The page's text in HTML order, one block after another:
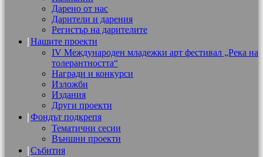
Дарено от нас
Дарители и дарения
Регистър на дарителите
Нашите проекти
IV Международен младежки арт фестивал „Река на
толерантността“
Награди и конкурси
Изложби
Издания
Други проекти
Фондът подкрепя
Тематични сесии
Външни проекти
Събития